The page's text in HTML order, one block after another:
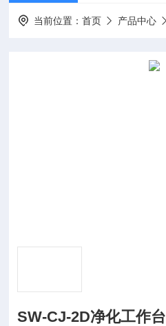
当前位置：首页 产品中心
SW-CJ-2D净化工作台